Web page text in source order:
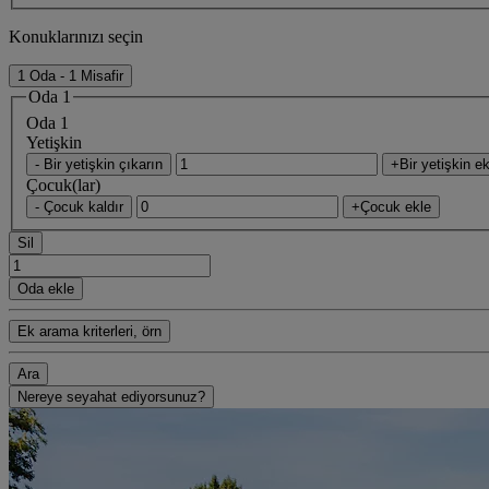
Konuklarınızı seçin
1 Oda - 1 Misafir
Oda 1
Oda 1
Yetişkin
- Bir yetişkin çıkarın +Bir yetişkin
Çocuk(lar)
- Çocuk kaldır +Çocuk ekle
Sil
Oda ekle
Ek arama kriterleri, örn
Ara
Nereye seyahat ediyorsunuz?